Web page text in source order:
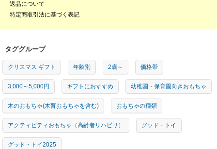
返品について
特定商取引法に基づく表記
タググループ
クリスマス ギフト 年齢別 2歳～ 価格帯
3,000～5,000円 ギフトにおすすめ 幼稚園・保育園向きおもちゃ
木のおもちゃ(木育おもちゃを含む) おもちゃの種類
アクティビティおもちゃ（高齢者リハビリ） グッド・トイ
グッド・トイ2025